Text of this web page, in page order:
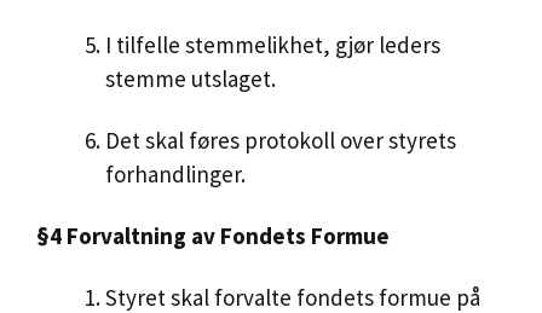
I tilfelle stemmelikhet, gjør leders
stemme utslaget.
Det skal føres protokoll over styrets
forhandlinger.
§4 Forvaltning av Fondets Formue
Styret skal forvalte fondets formue på